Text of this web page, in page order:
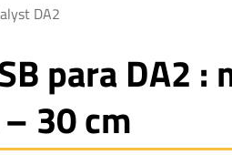
DA2
para DA2 :
30 cm